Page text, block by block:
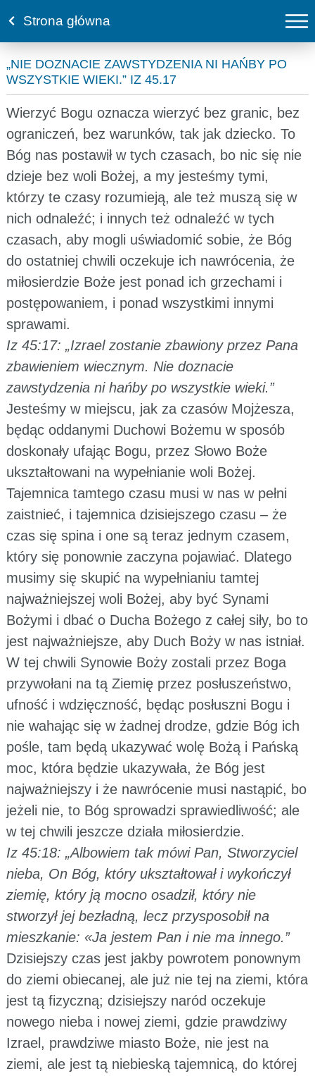
Strona główna
„NIE DOZNACIE ZAWSTYDZENIA NI HAŃBY PO
WSZYSTKIE WIEKI.” IZ 45.17
Wierzyć Bogu oznacza wierzyć bez granic, bez
ograniczeń, bez warunków, tak jak dziecko. To
Bóg nas postawił w tych czasach, bo nic się nie
dzieje bez woli Bożej, a my jesteśmy tymi,
którzy te czasy rozumieją, ale też muszą się w
nich odnaleźć; i innych też odnaleźć w tych
czasach, aby mogli uświadomić sobie, że Bóg
do ostatniej chwili oczekuje ich nawrócenia, że
miłosierdzie Boże jest ponad ich grzechami i
postępowaniem, i ponad wszystkimi innymi
sprawami.
Iz 45:17: „Izrael zostanie zbawiony przez Pana
zbawieniem wiecznym. Nie doznacie
zawstydzenia ni hańby po wszystkie wieki.”
Jesteśmy w miejscu, jak za czasów Mojżesza,
będąc oddanymi Duchowi Bożemu w sposób
doskonały ufając Bogu, przez Słowo Boże
ukształtowani na wypełnianie woli Bożej.
Tajemnica tamtego czasu musi w nas w pełni
zaistnieć, i tajemnica dzisiejszego czasu – że
czas się spina i one są teraz jednym czasem,
który się ponownie zaczyna pojawiać. Dlatego
musimy się skupić na wypełnianiu tamtej
najważniejszej woli Bożej, aby być Synami
Bożymi i dbać o Ducha Bożego z całej siły, bo to
jest najważniejsze, aby Duch Boży w nas istniał.
W tej chwili Synowie Boży zostali przez Boga
przywołani na tą Ziemię przez posłuszeństwo,
ufność i wdzięczność, będąc posłuszni Bogu i
nie wahając się w żadnej drodze, gdzie Bóg ich
pośle, tam będą ukazywać wolę Bożą i Pańską
moc, która będzie ukazywała, że Bóg jest
najważniejszy i że nawrócenie musi nastąpić, bo
jeżeli nie, to Bóg sprowadzi sprawiedliwość; ale
w tej chwili jeszcze działa miłosierdzie.
Iz 45:18: „Albowiem tak mówi Pan, Stworzyciel
nieba, On Bóg, który ukształtował i wykończył
ziemię, który ją mocno osadził, który nie
stworzył jej bezładną, lecz przysposobił na
mieszkanie: «Ja jestem Pan i nie ma innego.”
Dzisiejszy czas jest jakby powrotem ponownym
do ziemi obiecanej, ale już nie tej na ziemi, która
jest tą fizyczną; dzisiejszy naród oczekuje
nowego nieba i nowej ziemi, gdzie prawdziwy
Izrael, prawdziwe miasto Boże, nie jest na
ziemi, ale jest tą niebieską tajemnicą, do której